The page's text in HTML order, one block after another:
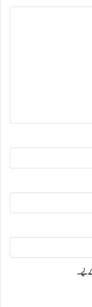
کےلیے۔